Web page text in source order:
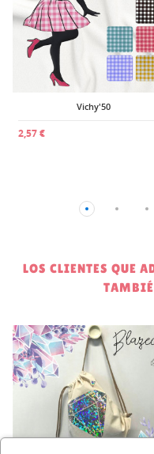
Vichy'50
2,57 €
LOS CLIENTES QUE